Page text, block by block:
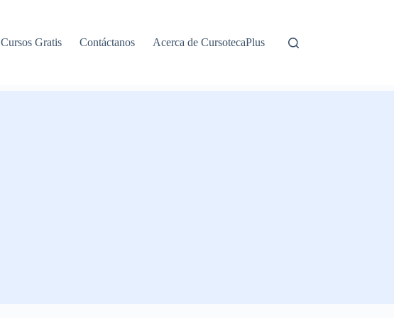
Cursos Gratis Contáctanos Acerca de CursotecaPlus